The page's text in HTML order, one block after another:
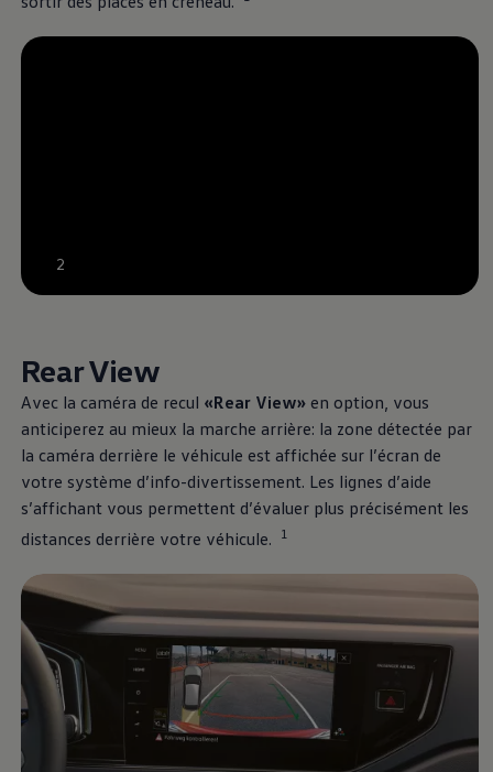
2
Rear View
Avec la caméra de recul «Rear View»en option, vous
anticiperez au mieux la marche arrière: la zone détectée par
la caméra derrière le véhicule est affichée sur l’écran de
votre système d’info-divertissement. Les lignes d’aide
s’affichant vous permettent d’évaluer plus précisément les
distances derrière votre véhicule.
1